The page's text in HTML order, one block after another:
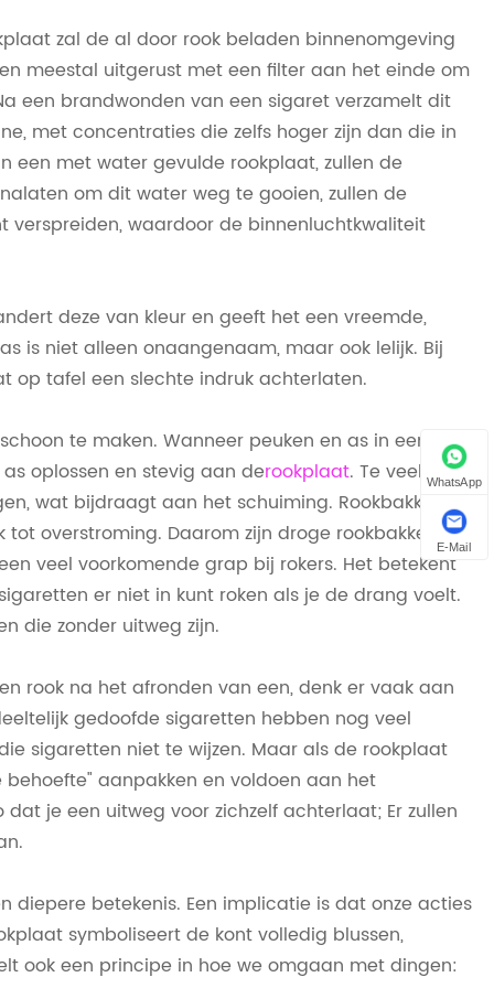
zal de al door rook beladen binnenomgeving
meestal uitgerust met een filter aan het einde om
een brandwonden van een sigaret verzamelt dit
met concentraties die zelfs hoger zijn dan die in
een met water gevulde rookplaat, zullen de
om dit water weg te gooien, zullen de
verspreiden, waardoor de binnenluchtkwaliteit
deze van kleur en geeft het een vreemde,
is niet alleen onaangenaam, maar ook lelijk. Bij
op tafel een slechte indruk achterlaten.
te maken. Wanneer peuken en as in een met
oplossen en stevig aan derookplaat. Te veel
wat bijdraagt aan het schuiming. Rookbakken
overstroming. Daarom zijn droge rookbakken
veel voorkomende grap bij rokers. Het betekent
er niet in kunt roken als je de drang voelt.
die zonder uitweg zijn.
rook na het afronden van een, denk er vaak aan
gedoofde sigaretten hebben nog veel
sigaretten niet te wijzen. Maar als de rookplaat
aanpakken en voldoen aan het
je een uitweg voor zichzelf achterlaat; Er zullen
diepere betekenis. Een implicatie is dat onze acties
symboliseert de kont volledig blussen,
ook een principe in hoe we omgaan met dingen:
WhatsApp
E-Mail